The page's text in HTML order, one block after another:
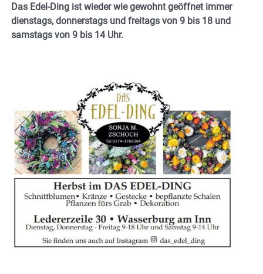
Das Edel-Ding ist wieder wie gewohnt geöffnet immer
dienstags, donnerstags und freitags von 9 bis 18 und
samstags von 9 bis 14 Uhr.